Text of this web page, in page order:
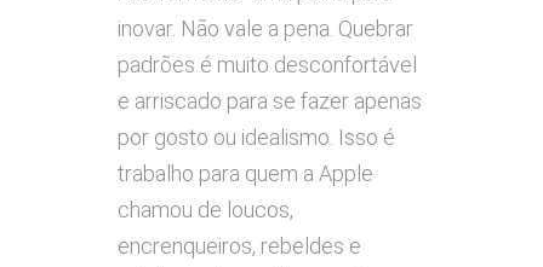
inovar. Não vale a pena. Quebrar
padrões é muito desconfortável
e arriscado para se fazer apenas
por gosto ou idealismo. Isso é
trabalho para quem a Apple
chamou de loucos,
encrenqueiros, rebeldes e